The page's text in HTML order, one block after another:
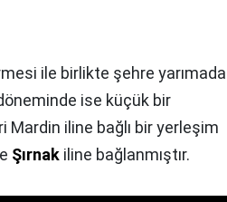
ile birlikte şehre yarımada
ise küçük bir
iline bağlı bir yerleşim
Şırnak iline bağlanmıştır.